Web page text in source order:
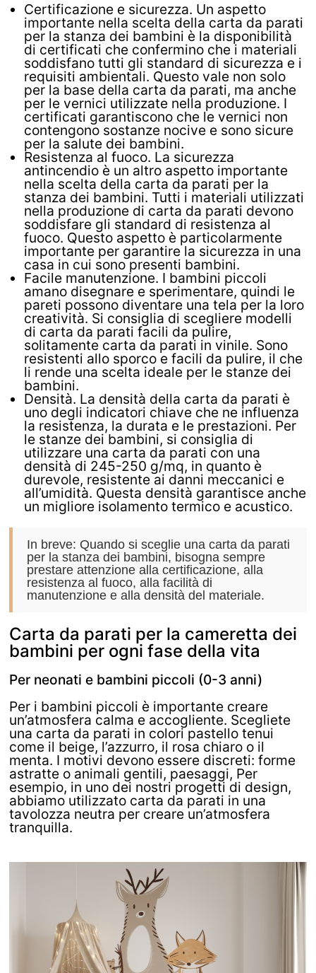
Certificazione e sicurezza. Un aspetto
importante nella scelta della carta da parati
per la stanza dei bambini è la disponibilità
di certificati che confermino che i materiali
soddisfano tutti gli standard di sicurezza e i
requisiti ambientali. Questo vale non solo
per la base della carta da parati, ma anche
per le vernici utilizzate nella produzione. I
certificati garantiscono che le vernici non
contengono sostanze nocive e sono sicure
per la salute dei bambini.
Resistenza al fuoco. La sicurezza
antincendio è un altro aspetto importante
nella scelta della carta da parati per la
stanza dei bambini. Tutti i materiali utilizzati
nella produzione di carta da parati devono
soddisfare gli standard di resistenza al
fuoco. Questo aspetto è particolarmente
importante per garantire la sicurezza in una
casa in cui sono presenti bambini.
Facile manutenzione. I bambini piccoli
amano disegnare e sperimentare, quindi le
pareti possono diventare una tela per la loro
creatività. Si consiglia di scegliere modelli
di carta da parati facili da pulire,
solitamente carta da parati in vinile. Sono
resistenti allo sporco e facili da pulire, il che
li rende una scelta ideale per le stanze dei
bambini.
Densità. La densità della carta da parati è
uno degli indicatori chiave che ne influenza
la resistenza, la durata e le prestazioni. Per
le stanze dei bambini, si consiglia di
utilizzare una carta da parati con una
densità di 245-250 g/mq, in quanto è
durevole, resistente ai danni meccanici e
all’umidità. Questa densità garantisce anche
un migliore isolamento termico e acustico.
In breve: Quando si sceglie una carta da parati
per la stanza dei bambini, bisogna sempre
prestare attenzione alla certificazione, alla
resistenza al fuoco, alla facilità di
manutenzione e alla densità del materiale.
Carta da parati per la cameretta dei
bambini per ogni fase della vita
Per neonati e bambini piccoli (0-3 anni)
Per i bambini piccoli è importante creare
un’atmosfera calma e accogliente. Scegliete
una carta da parati in colori pastello tenui
come il beige, l’azzurro, il rosa chiaro o il
menta. I motivi devono essere discreti: forme
astratte o animali gentili, paesaggi, Per
esempio, in uno dei nostri progetti di design,
abbiamo utilizzato carta da parati in una
tavolozza neutra per creare un’atmosfera
tranquilla.